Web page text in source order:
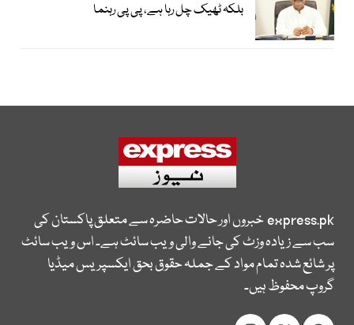
بلکہ ٹھیک چل رہا ہے، پی پی رہنما
express.pkخبروں اور حالات حاضرہ سے متعلق پاکستان کی
سب سے زیادہ وزٹ کی جانے والی ویب سائٹ ہے۔ اس ویب سائٹ
پر شائع شدہ تمام مواد کے جملہ حقوق بحق ایکسپریس میڈیا
گروپ محفوظ ہیں۔